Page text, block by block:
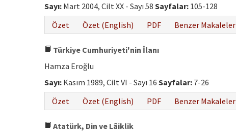
Sayı: Mart 2004, Cilt XX - Sayı 58 Sayfalar: 105-128
Özet
Özet (English) PDF Benzer Makaleler
Türkiye Cumhuriyeti'nin İlanı
Hamza Eroğlu
Sayı: Kasım 1989, Cilt VI - Sayı 16 Sayfalar: 7-26
Özet
Özet (English) PDF Benzer Makaleler
Atatürk, Din ve Lâiklik